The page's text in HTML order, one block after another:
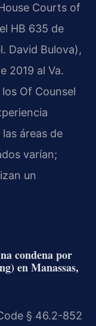
Courts of
HB 635 de
David Bulova),
2019 al Va.
Of Counsel
áreas de
varían;
un
condena por
en Manassas,
§ 46.2-852